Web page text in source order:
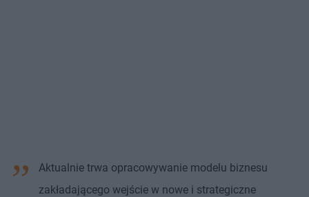
Aktualnie trwa opracowywanie modelu biznesu
zakładającego wejście w nowe i strategiczne